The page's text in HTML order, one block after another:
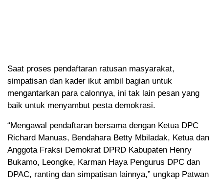
Saat proses pendaftaran ratusan masyarakat,
simpatisan dan kader ikut ambil bagian untuk
mengantarkan para calonnya, ini tak lain pesan yang
baik untuk menyambut pesta demokrasi.
“Mengawal pendaftaran bersama dengan Ketua DPC
Richard Manuas, Bendahara Betty Mbiladak, Ketua dan
Anggota Fraksi Demokrat DPRD Kabupaten Henry
Bukamo, Leongke, Karman Haya Pengurus DPC dan
DPAC, ranting dan simpatisan lainnya,” ungkap Patwan